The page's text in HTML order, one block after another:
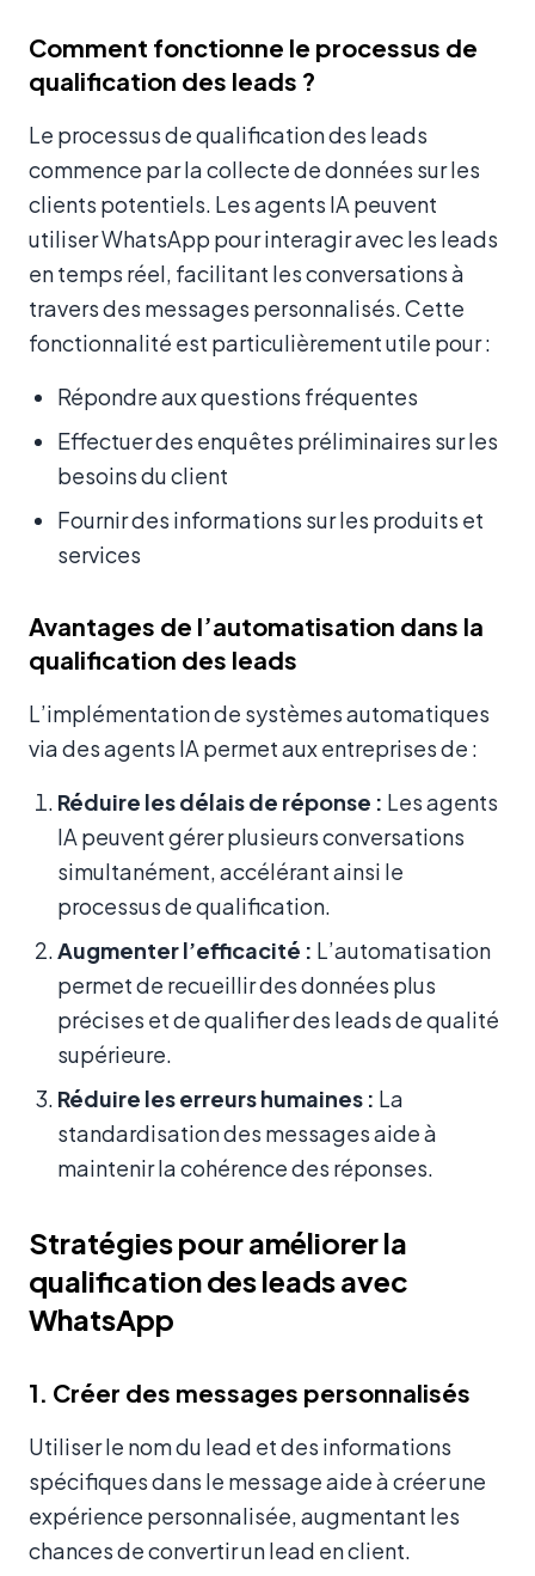
Comment fonctionne le processus de
qualification des leads ?
Le processus de qualification des leads
commence par la collecte de données sur les
clients potentiels. Les agents IA peuvent
utiliser WhatsApp pour interagir avec les leads
en temps réel, facilitant les conversations à
travers des messages personnalisés. Cette
fonctionnalité est particulièrement utile pour :
Répondre aux questions fréquentes
Effectuer des enquêtes préliminaires sur les
besoins du client
Fournir des informations sur les produits et
services
Avantages de l’automatisation dans la
qualification des leads
L’implémentation de systèmes automatiques
via des agents IA permet aux entreprises de :
Réduire les délais de réponse : Les agents
IA peuvent gérer plusieurs conversations
simultanément, accélérant ainsi le
processus de qualification.
Augmenter l’efficacité : L’automatisation
permet de recueillir des données plus
précises et de qualifier des leads de qualité
supérieure.
Réduire les erreurs humaines : La
standardisation des messages aide à
maintenir la cohérence des réponses.
Stratégies pour améliorer la
qualification des leads avec
WhatsApp
1. Créer des messages personnalisés
Utiliser le nom du lead et des informations
spécifiques dans le message aide à créer une
expérience personnalisée, augmentant les
chances de convertir un lead en client.